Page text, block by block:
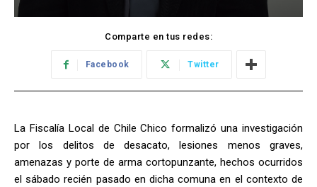
Comparte en tus redes:
Facebook Twitter
La Fiscalía Local de Chile Chico formalizó una investigación
por los delitos de desacato, lesiones menos graves,
amenazas y porte de arma cortopunzante, hechos ocurridos
el sábado recién pasado en dicha comuna en el contexto de